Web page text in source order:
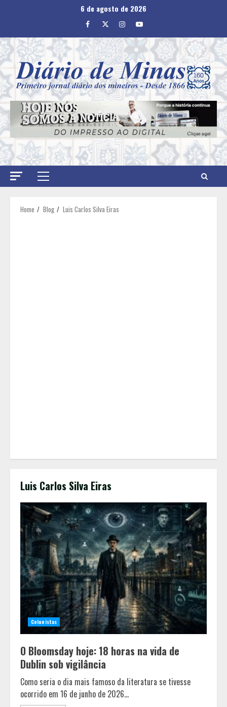
6 de agosto de 2026
Facebook
TwitterInstagram
Youtube
Primary
Home Blog Luis Carlos Silva Eiras
Luis Carlos Silva Eiras
Colunistas
O Bloomsday hoje: 18 horas na vida de
Dublin sob vigilância
Como seria o dia mais famoso da literatura se tivesse
ocorrido em 16 de junho de 2026...